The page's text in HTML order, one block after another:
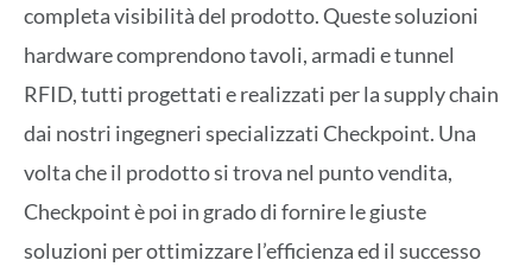
completa visibilità del prodotto. Queste soluzioni
hardware comprendono tavoli, armadi e tunnel
RFID, tutti progettati e realizzati per la supply chain
dai nostri ingegneri specializzati Checkpoint. Una
volta che il prodotto si trova nel punto vendita,
Checkpoint è poi in grado di fornire le giuste
soluzioni per ottimizzare l’efficienza ed il successo